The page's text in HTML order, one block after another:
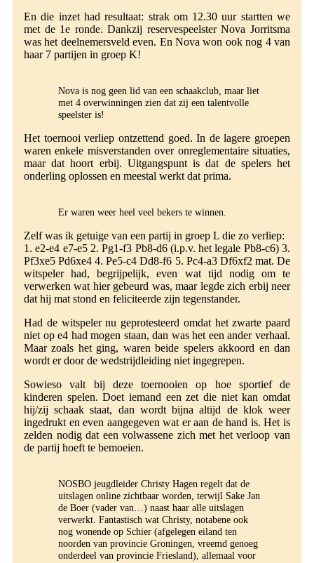
En die inzet had resultaat: strak om 12.30 uur startten we
met de 1e ronde. Dankzij reservespeelster Nova Jorritsma
was het deelnemersveld even. En Nova won ook nog 4 van
haar 7 partijen in groep K!
Nova is nog geen lid van een schaakclub, maar liet
met 4 overwinningen zien dat zij een talentvolle
speelster is!
Het toernooi verliep ontzettend goed. In de lagere groepen
waren enkele misverstanden over onreglementaire situaties,
maar dat hoort erbij. Uitgangspunt is dat de spelers het
onderling oplossen en meestal werkt dat prima.
Er waren weer heel veel bekers te winnen.
Zelf was ik getuige van een partij in groep L die zo verliep:
1. e2-e4 e7-e5 2. Pg1-f3 Pb8-d6 (i.p.v. het legale Pb8-c6) 3.
Pf3xe5 Pd6xe4 4. Pe5-c4 Dd8-f6 5. Pc4-a3 Df6xf2 mat. De
witspeler had, begrijpelijk, even wat tijd nodig om te
verwerken wat hier gebeurd was, maar legde zich erbij neer
dat hij mat stond en feliciteerde zijn tegenstander.
Had de witspeler nu geprotesteerd omdat het zwarte paard
niet op e4 had mogen staan, dan was het een ander verhaal.
Maar zoals het ging, waren beide spelers akkoord en dan
wordt er door de wedstrijdleiding niet ingegrepen.
Sowieso valt bij deze toernooien op hoe sportief de
kinderen spelen. Doet iemand een zet die niet kan omdat
hij/zij schaak staat, dan wordt bijna altijd de klok weer
ingedrukt en even aangegeven wat er aan de hand is. Het is
zelden nodig dat een volwassene zich met het verloop van
de partij hoeft te bemoeien.
NOSBO jeugdleider Christy Hagen regelt dat de
uitslagen online zichtbaar worden, terwijl Sake Jan
de Boer (vader van…) naast haar alle uitslagen
verwerkt. Fantastisch wat Christy, notabene ook
nog wonende op Schier (afgelegen eiland ten
noorden van provincie Groningen, vreemd genoeg
onderdeel van provincie Friesland), allemaal voor